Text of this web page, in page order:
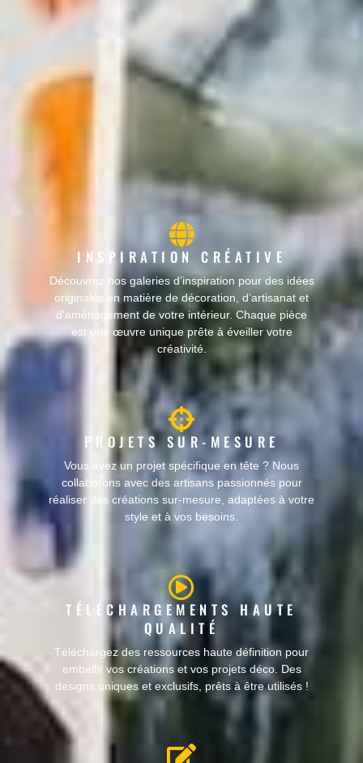
INSPIRATION CRÉATIVE
Découvrez nos galeries d’inspiration pour des idées
originales en matière de décoration, d’artisanat et
d'aménagement de votre intérieur. Chaque pièce
est une œuvre unique prête à éveiller votre
créativité.
PROJETS SUR-MESURE
Vous avez un projet spécifique en tête ? Nous
collaborons avec des artisans passionnés pour
réaliser des créations sur-mesure, adaptées à votre
style et à vos besoins.
TÉLÉCHARGEMENTS HAUTE
QUALITÉ
Téléchargez des ressources haute définition pour
embellir vos créations et vos projets déco. Des
designs uniques et exclusifs, prêts à être utilisés !